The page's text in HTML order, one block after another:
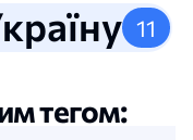
11
тегом: